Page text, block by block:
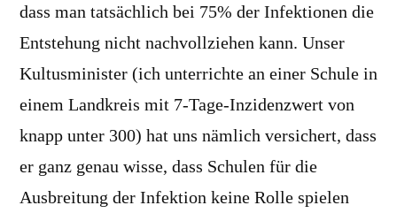
dass man tatsächlich bei 75% der Infektionen die
Entstehung nicht nachvollziehen kann. Unser
Kultusminister (ich unterrichte an einer Schule in
einem Landkreis mit 7-Tage-Inzidenzwert von
knapp unter 300) hat uns nämlich versichert, dass
er ganz genau wisse, dass Schulen für die
Ausbreitung der Infektion keine Rolle spielen